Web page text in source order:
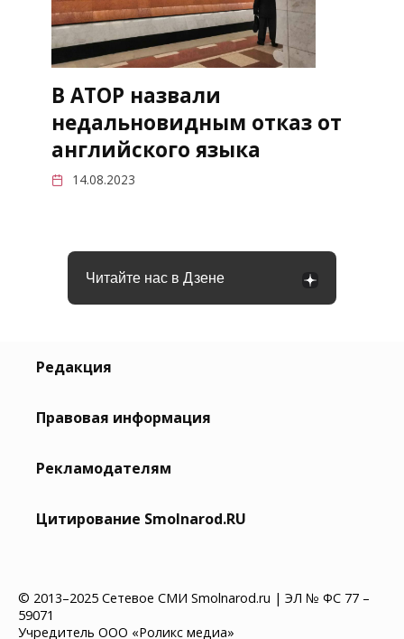
В АТОР назвали
недальновидным отказ от
английского языка
14.08.2023
Читайте нас в Дзене
Редакция
Правовая информация
Рекламодателям
Цитирование Smolnarod.RU
© 2013–2025 Сетевое СМИ Smolnarod.ru | ЭЛ № ФС 77 –
59071
Учредитель ООО «Роликс медиа»